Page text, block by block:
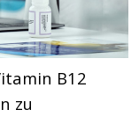
B12
zu